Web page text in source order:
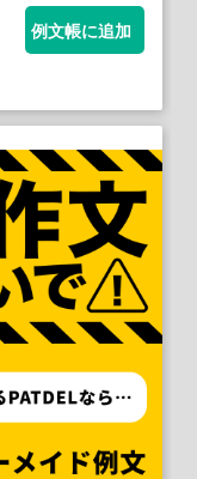
例文帳に追加